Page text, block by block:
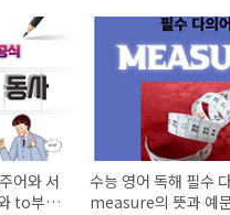
어와 서
to부정
수능 영어 독해 필수
measure의 뜻과 예